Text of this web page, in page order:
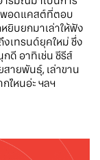
พอดแคสต์ที่ตอบ
ยิบยกมาเล่าให้ฟัง
งเทรนด์ยุคใหม่ ซึ่ง
กดี อาทิเช่น ซีรีส์
ายพันธุ์, เล่าขาน
ไหนอ่ะ ฯลฯ